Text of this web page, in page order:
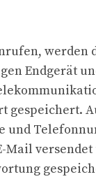
werden
Endgerät
gespeichert.
und
Mail